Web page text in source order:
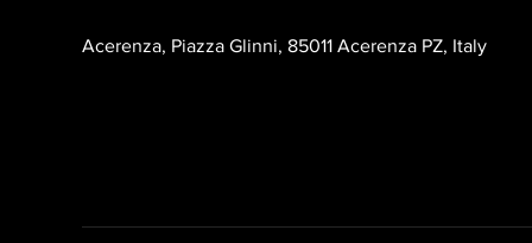
Acerenza, Piazza Glinni, 85011 Acerenza PZ, Italy